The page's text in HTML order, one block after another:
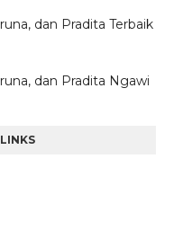
dan Pradita Terbaik
dan Pradita Ngawi